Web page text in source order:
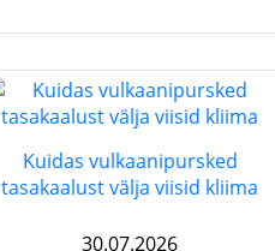
Kuidas vulkaanipursked
tasakaalust välja viisid kliima
30.07.2026